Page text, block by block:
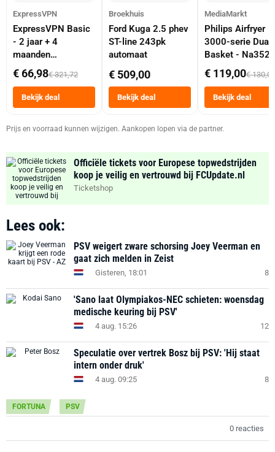
ExpressVPN
ExpressVPN Basic
- 2 jaar + 4
maanden
abonnement
€ 66,98€ 321,72
Bekijk deal
Broekhuis
Ford Kuga 2.5 phev
ST-line 243pk
automaat
€ 509,00
Bekijk deal
MediaMarkt
Philips Airfryer
3000-serie Dual
Basket -
Dubbele Mand 9
Tot 6 Personen
Heteluchtfriteuse
Zwart
€ 119,00€ 130,00
Bekijk deal
Prijs en voorraad kunnen wijzigen. Aankopen lopen via de partner.
Officiële tickets voor Europese topwedstrijden
koop je veilig en vertrouwd bij FCUpdate.nl
Ticketshop
Lees ook:
PSV weigert zware schorsing Joey Veerman en
gaat zich melden in Zeist
Gisteren, 18:01 8
'Sano laat Olympiakos-NEC schieten: woensdag
medische keuring bij PSV'
4 aug. 15:26 12
Speculatie over vertrek Bosz bij PSV: 'Hij staat
intern onder druk'
4 aug. 09:25 8
FORTUNA PSV
0 reacties